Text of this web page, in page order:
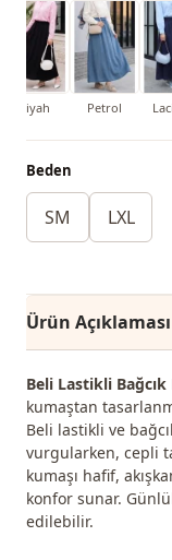
Siyah Petrol
Beden
SM LXL
Ürün Açıklaması
Beli Lastikli Bağcık
kumaştan
Beli lastikli ve
vurgularken, cepli
kumaşı hafif,
konfor sunar.
edilebilir.